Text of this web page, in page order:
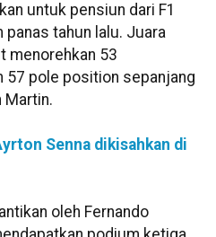
untuk pensiun dari F1
tahun lalu. Juara
menorehkan 53
57 pole position sepanjang
Martin.
Senna dikisahkan di
oleh Fernando